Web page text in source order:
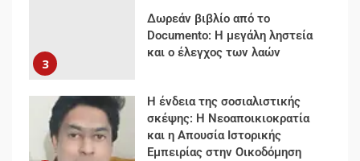
3
Δωρεάν βιβλίο από το
Documento: Η μεγάλη ληστεία
και ο έλεγχος των λαών
Η ένδεια της σοσιαλιστικής
σκέψης: Η Νεοαποικιοκρατία
και η Απουσία Ιστορικής
Εμπειρίας στην Οικοδόμηση